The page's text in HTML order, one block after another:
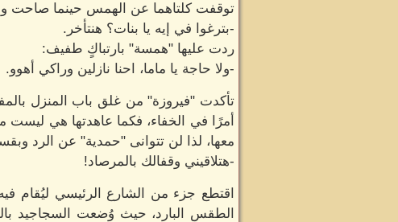
توقفت كلتاهما عن الهمس حينما صاحت
-بترغوا في إيه يا بنات؟ هنتأخر.
ردت عليها "همسة" بارتباكٍ طفيف:
-ولا حاجة يا ماما، احنا نازلين وراكي أهوو.
تأكدت "فيروزة" من غلق باب المنزل
أمرًا في الخفاء، فكما عاهدتها هي ليست
معها، لذا لن تتوانى "حمدية" عن الرد
-هتلاقيني وقفالك بالمرصاد!
اقتطع جزء من الشارع الرئيسي ليُقام
الطقس البارد، حيث وُضعت السجاجيد